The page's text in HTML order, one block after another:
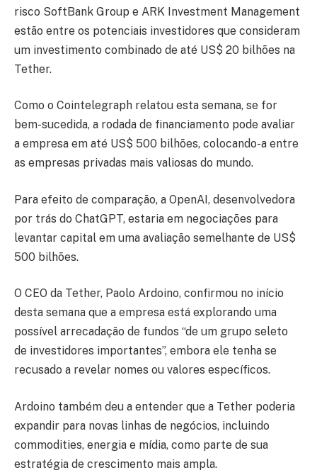
risco SoftBank Group e ARK Investment Management
estão entre os potenciais investidores que consideram
um investimento combinado de até US$ 20 bilhões na
Tether.
Como o Cointelegraph relatou esta semana, se for
bem-sucedida, a rodada de financiamento pode avaliar
a empresa em até US$ 500 bilhões, colocando-a entre
as empresas privadas mais valiosas do mundo.
Para efeito de comparação, a OpenAI, desenvolvedora
por trás do ChatGPT, estaria em negociações para
levantar capital em uma avaliação semelhante de US$
500 bilhões.
O CEO da Tether, Paolo Ardoino, confirmou no início
desta semana que a empresa está explorando uma
possível arrecadação de fundos “de um grupo seleto
de investidores importantes”, embora ele tenha se
recusado a revelar nomes ou valores específicos.
Ardoino também deu a entender que a Tether poderia
expandir para novas linhas de negócios, incluindo
commodities, energia e mídia, como parte de sua
estratégia de crescimento mais ampla.